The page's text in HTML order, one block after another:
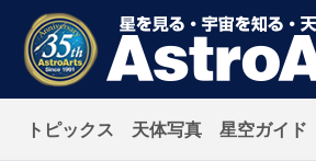
トピックス 天体写真 星空ガイド